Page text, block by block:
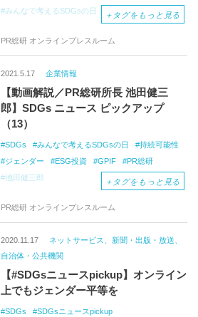
みんなで考えるSDGsの日
池田健三郎
＋ タグをもっと見る
PR総研 オンラインプレスルーム
2021.5.17 企業情報
【動画解説／PR総研所長 池田健三
郎】SDGs ニュース ピックアップ
（13）
SDGs みんなで考えるSDGsの日
持続可能性
ジェンダー
ESG投資 GPIF
PR総研
池田健三郎
＋ タグをもっと見る
PR総研 オンラインプレスルーム
2020.11.17
ネットサービス、新聞・出版・放送、
自治体・公共機関
【#SDGsニュースpickup】オンライン
上でもジェンダー平等を
SDGs
SDGsニュースpickup